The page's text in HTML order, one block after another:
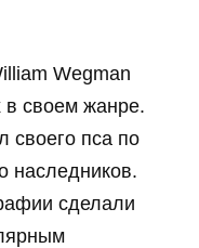
Wegman
в своем жанре.
своего пса по
наследников.
сделали